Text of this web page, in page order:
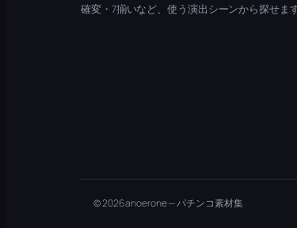
確変・7揃いなど、使う演出シーンから探せます
© 2026 anoerone — パチンコ素材集